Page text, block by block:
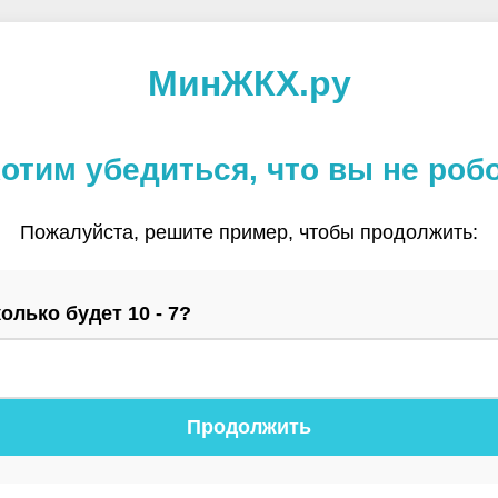
МинЖКХ.ру
убедиться, что вы не
Пожалуйста, решите пример, чтобы продолжить:
будет 10 - 7?
Продолжить